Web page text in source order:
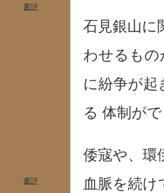
石見銀山に
わせるもの
に紛争が起
る 体制が
倭寇や、環
血脈を続
書評
書評